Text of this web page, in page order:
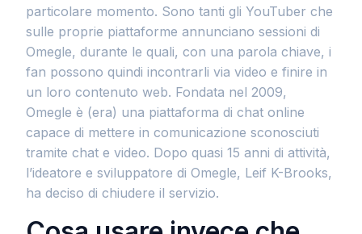
particolare momento. Sono tanti gli YouTuber che
sulle proprie piattaforme annunciano sessioni di
Omegle, durante le quali, con una parola chiave, i
fan possono quindi incontrarli via video e finire in
un loro contenuto web. Fondata nel 2009,
Omegle è (era) una piattaforma di chat online
capace di mettere in comunicazione sconosciuti
tramite chat e video. Dopo quasi 15 anni di attività,
l’ideatore e sviluppatore di Omegle, Leif K-Brooks,
ha deciso di chiudere il servizio.